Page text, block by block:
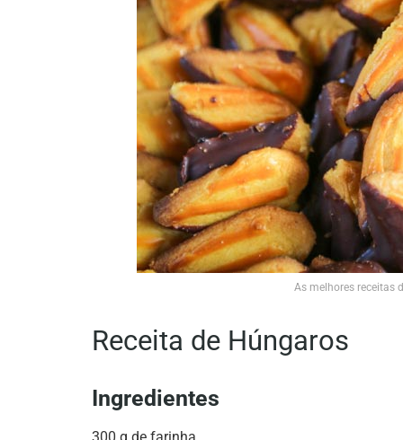
As melhores receitas
Receita de Húngaros
Ingredientes
300 g de farinha